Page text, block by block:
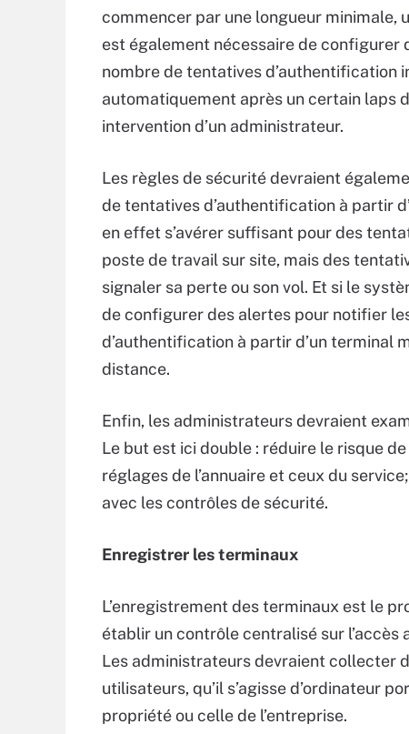
commencer par une longueur minimale,
est également nécessaire de configurer
nombre de tentatives d’authentification
automatiquement après un certain laps
intervention d’un administrateur.
Les règles de sécurité devraient
de tentatives d’authentification à partir
en effet s’avérer suffisant pour des
poste de travail sur site, mais des
signaler sa perte ou son vol. Et si le
de configurer des alertes pour notifier
d’authentification à partir d’un terminal
distance.
Enfin, les administrateurs devraient
Le but est ici double : réduire le risque
réglages de l’annuaire et ceux du
avec les contrôles de sécurité.
Enregistrer les terminaux
L’enregistrement des terminaux est le
établir un contrôle centralisé sur
Les administrateurs devraient collecter
utilisateurs, qu’il s’agisse d’ordinateur
propriété ou celle de l’entreprise.